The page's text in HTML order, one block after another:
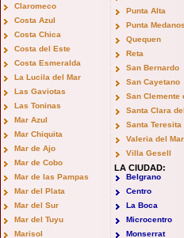
Claromeco
Costa Azul
Costa Chica
Costa del Este
Costa Esmeralda
La Lucila del Mar
Las Gaviotas
Las Toninas
Mar Azul
Mar Chiquita
Mar de Ajo
Mar de Cobo
Mar de las Pampas
Mar del Plata
Mar del Sur
Mar del Tuyu
Marisol
Punta Alta
Punta Medanos
Quequen
Reta
San Bernardo
San Cayetano
San Clemente
Santa Clara
Santa Teresita
Valeria del Mar
Villa Gesell
LA CIUDAD:
Belgrano
Centro
La Boca
Microcentro
Monserrat